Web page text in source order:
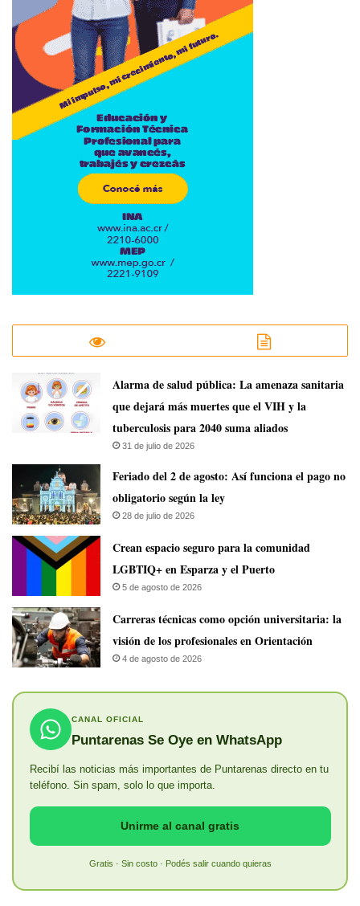
​Alarma de salud pública: La amenaza sanitaria
que dejará más muertes que el VIH y la
tuberculosis para 2040 suma aliados
31 de julio de 2026
Feriado del 2 de agosto: Así funciona el pago no
obligatorio según la ley
28 de julio de 2026
Crean espacio seguro para la comunidad
LGBTIQ+ en Esparza y el Puerto
5 de agosto de 2026
Carreras técnicas como opción universitaria: la
visión de los profesionales en Orientación
4 de agosto de 2026
CANAL OFICIAL
Puntarenas Se Oye en WhatsApp
Recibí las noticias más importantes de Puntarenas directo en tu
teléfono. Sin spam, solo lo que importa.
Unirme al canal gratis
Gratis · Sin costo · Podés salir cuando quieras